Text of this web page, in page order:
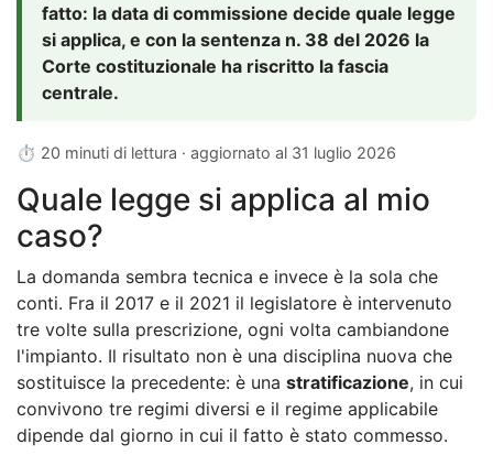
fatto: la data di commissione decide quale legge
si applica, e con la sentenza n. 38 del 2026 la
Corte costituzionale ha riscritto la fascia
centrale.
⏱ 20 minuti di lettura · aggiornato al 31 luglio 2026
Quale legge si applica al mio
caso?
La domanda sembra tecnica e invece è la sola che
conti. Fra il 2017 e il 2021 il legislatore è intervenuto
tre volte sulla prescrizione, ogni volta cambiandone
l'impianto. Il risultato non è una disciplina nuova che
sostituisce la precedente: è una stratificazione, in cui
convivono tre regimi diversi e il regime applicabile
dipende dal giorno in cui il fatto è stato commesso.